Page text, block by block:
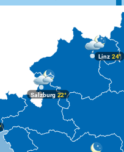
Linz 24°
Salzburg22°